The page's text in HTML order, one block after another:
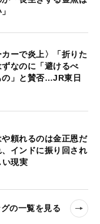
カーで炎上〉「折りた
なのに「避けるべ
の」と賛否…JR東日
頼れるのは金正恩だ
インドに振り回され
い現実
の一覧を見る